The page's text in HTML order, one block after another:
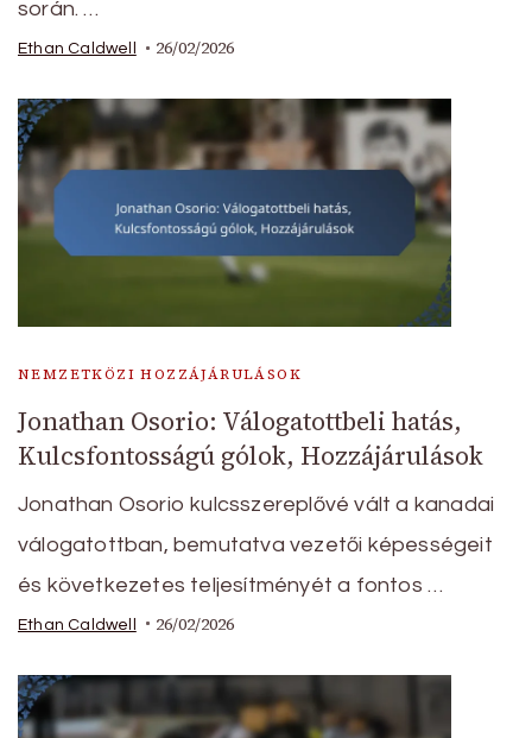
során. …
Ethan Caldwell 26/02/2026
NEMZETKÖZI HOZZÁJÁRULÁSOK
Jonathan Osorio: Válogatottbeli hatás,
Kulcsfontosságú gólok, Hozzájárulások
Jonathan Osorio kulcsszereplővé vált a kanadai
válogatottban, bemutatva vezetői képességeit
és következetes teljesítményét a fontos …
Ethan Caldwell 26/02/2026